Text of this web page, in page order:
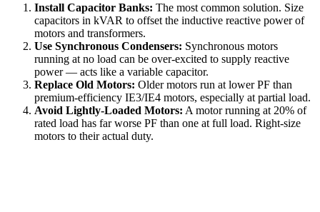
Install Capacitor Banks: The most common solution. Size
capacitors in kVAR to offset the inductive reactive power of
motors and transformers.
Use Synchronous Condensers: Synchronous motors
running at no load can be over-excited to supply reactive
power — acts like a variable capacitor.
Replace Old Motors: Older motors run at lower PF than
premium-efficiency IE3/IE4 motors, especially at partial load.
Avoid Lightly-Loaded Motors: A motor running at 20% of
rated load has far worse PF than one at full load. Right-size
motors to their actual duty.